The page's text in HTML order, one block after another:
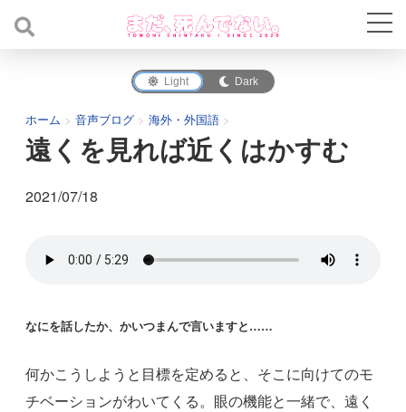
Light Dark
ホーム > 音声ブログ > 海外・外国語 >
遠くを見れば近くはかすむ
2021/07/18
なにを話したか、かいつまんで言いますと……
何かこうしようと目標を定めると、そこに向けてのモ
チベーションがわいてくる。眼の機能と一緒で、遠く